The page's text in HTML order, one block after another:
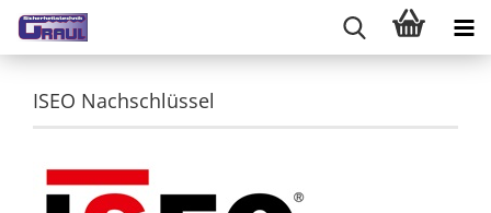
ISEO Nachschlüssel